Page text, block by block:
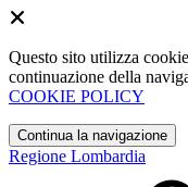
Questo sito utilizza
continuazione della
COOKIE POLICY
Continua la navigazione
Regione Lombardia